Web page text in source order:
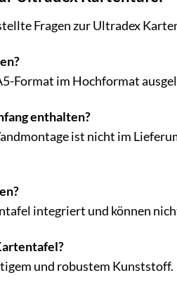
Fragen zur Ultradex
Format im Hochformat
enthalten?
ist nicht im
integriert und können
und robustem Kunststoff.